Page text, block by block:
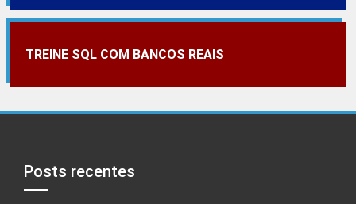
TREINE SQL COM BANCOS REAIS
Posts recentes